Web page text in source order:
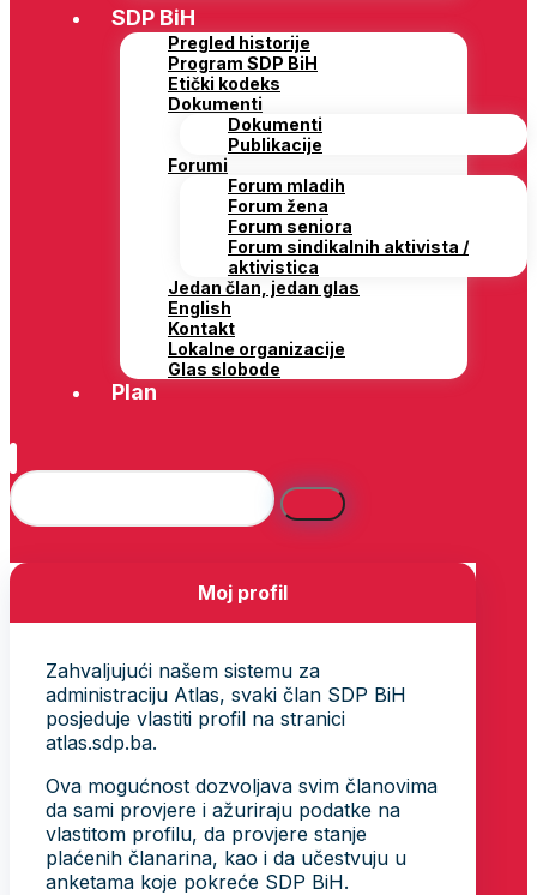
SDP BiH
Pregled historije
Program SDP BiH
Etički kodeks
Dokumenti
Dokumenti
Publikacije
Forumi
Forum mladih
Forum žena
Forum seniora
Forum sindikalnih aktivista /
aktivistica
Jedan član, jedan glas
English
Kontakt
Lokalne organizacije
Glas slobode
Plan
Moj profil
Zahvaljujući našem sistemu za
administraciju Atlas, svaki član SDP BiH
posjeduje vlastiti profil na stranici
atlas.sdp.ba.
Ova mogućnost dozvoljava svim članovima
da sami provjere i ažuriraju podatke na
vlastitom profilu, da provjere stanje
plaćenih članarina, kao i da učestvuju u
anketama koje pokreće SDP BiH.